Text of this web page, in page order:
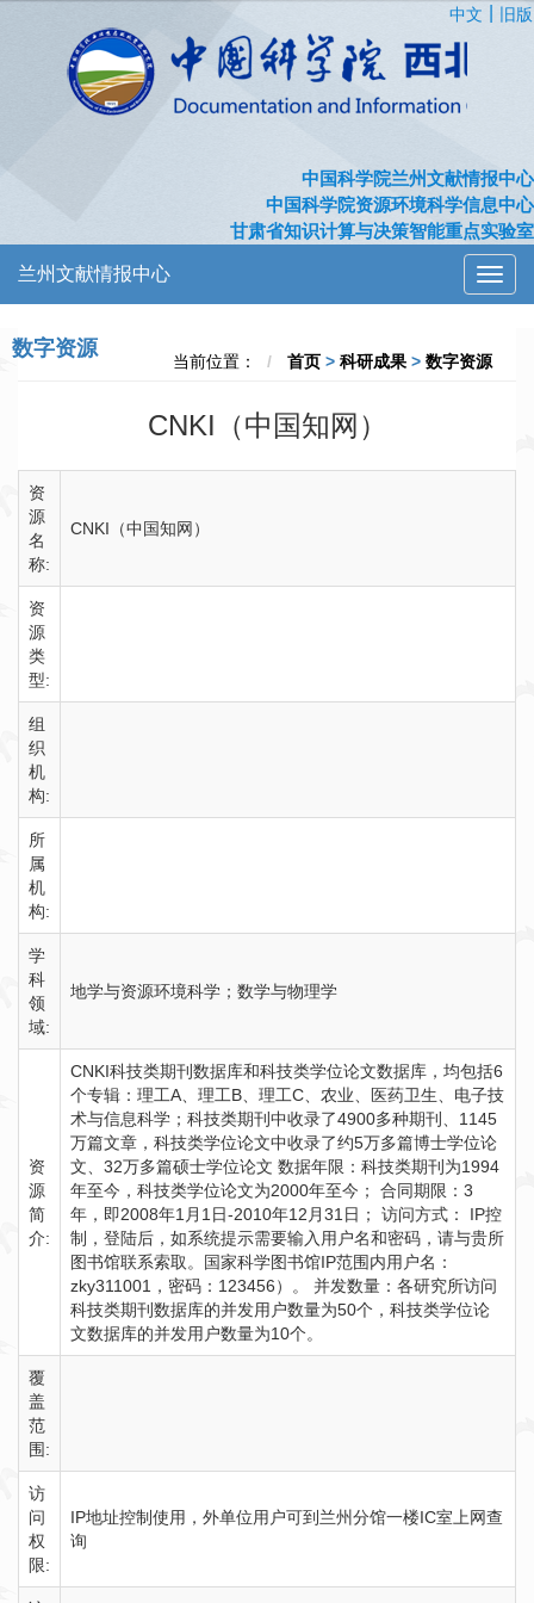
中文 旧版
中国科学院兰州文献情报中心
中国科学院资源环境科学信息中心
甘肃省知识计算与决策智能重点实验室
切
换
航
兰州文献情报中心
数字资源
当前位置： 首页 > 科研成果 > 数字资源
CNKI（中国知网）
资
源
名
称:
CNKI（中国知网）
资
源
类
型:
组
织
机
构:
所
属
机
构:
学
科
领
域:
地学与资源环境科学；数学与物理学
资
源
简
介:
CNKI科技类期刊数据库和科技类学位论文数据库，均包括6
个专辑：理工A、理工B、理工C、农业、医药卫生、电子技
术与信息科学；科技类期刊中收录了4900多种期刊、1145
万篇文章，科技类学位论文中收录了约5万多篇博士学位论
文、32万多篇硕士学位论文 数据年限：科技类期刊为1994
年至今，科技类学位论文为2000年至今； 合同期限：3
年，即2008年1月1日-2010年12月31日； 访问方式： IP控
制，登陆后，如系统提示需要输入用户名和密码，请与贵所
图书馆联系索取。国家科学图书馆IP范围内用户名：
zky311001，密码：123456）。 并发数量：各研究所访问
科技类期刊数据库的并发用户数量为50个，科技类学位论
文数据库的并发用户数量为10个。
覆
盖
范
围:
访
问
权
限:
IP地址控制使用，外单位用户可到兰州分馆一楼IC室上网查
询